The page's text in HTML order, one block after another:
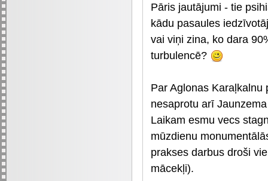
Pāris jautājumi - tie
kādu pasaules
vai viņi zina, ko dara
turbulencē?
Par Aglonas
nesaprotu arī
Laikam esmu vecs
mūzdienu
prakses darbus droši
mācekļi).